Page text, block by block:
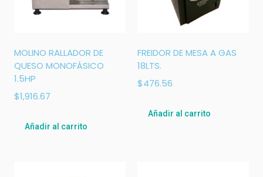
MOLINO RALLADOR DE
QUESO MONOFÁSICO
1.5HP
$1,916.67
Añadir al carrito
FREIDOR DE MESA A GAS
18LTS.
$476.56
Añadir al carrito